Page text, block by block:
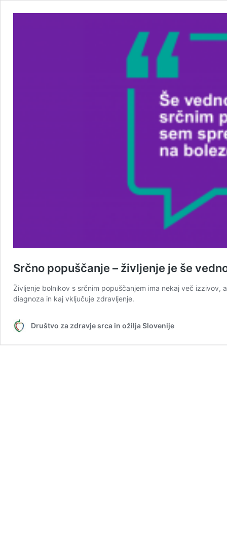
Srčno popuščanje – življenje je še
Življenje bolnikov s srčnim popuščanjem ima nekaj več
diagnoza in kaj vključuje zdravljenje.
Društvo za zdravje srca in ožilja Slovenije